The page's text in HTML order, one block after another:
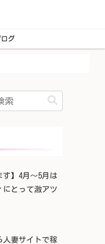
ログ
す】4月〜5月は
にとって激アツ
人妻サイトで稼